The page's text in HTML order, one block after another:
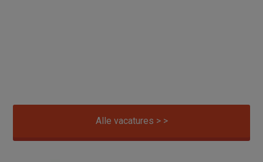
Alle vacatures > >